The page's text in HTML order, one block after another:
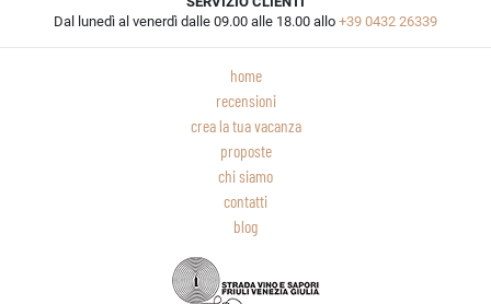
Dal lunedì al venerdì dalle 09.00 alle 18.00 allo +39 0432 26339
home
recensioni
crea la tua vacanza
proposte
chi siamo
contatti
blog